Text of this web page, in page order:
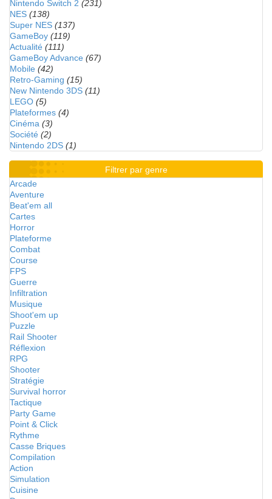
Nintendo Switch 2 (231)
NES (138)
Super NES (137)
GameBoy (119)
Actualité (111)
GameBoy Advance (67)
Mobile (42)
Retro-Gaming (15)
New Nintendo 3DS (11)
LEGO (5)
Plateformes (4)
Cinéma (3)
Société (2)
Nintendo 2DS (1)
Filtrer par genre
Arcade
Aventure
Beat'em all
Cartes
Horror
Plateforme
Combat
Course
FPS
Guerre
Infiltration
Musique
Shoot'em up
Puzzle
Rail Shooter
Réflexion
RPG
Shooter
Stratégie
Survival horror
Tactique
Party Game
Point & Click
Rythme
Casse Briques
Compilation
Action
Simulation
Cuisine